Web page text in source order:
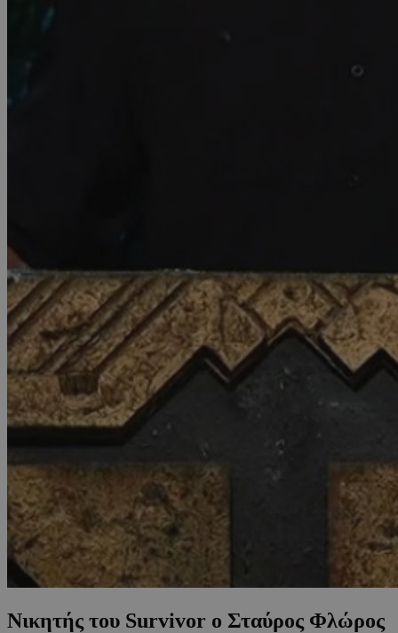
Νικητής του Survivor ο Σταύρος Φλώρος